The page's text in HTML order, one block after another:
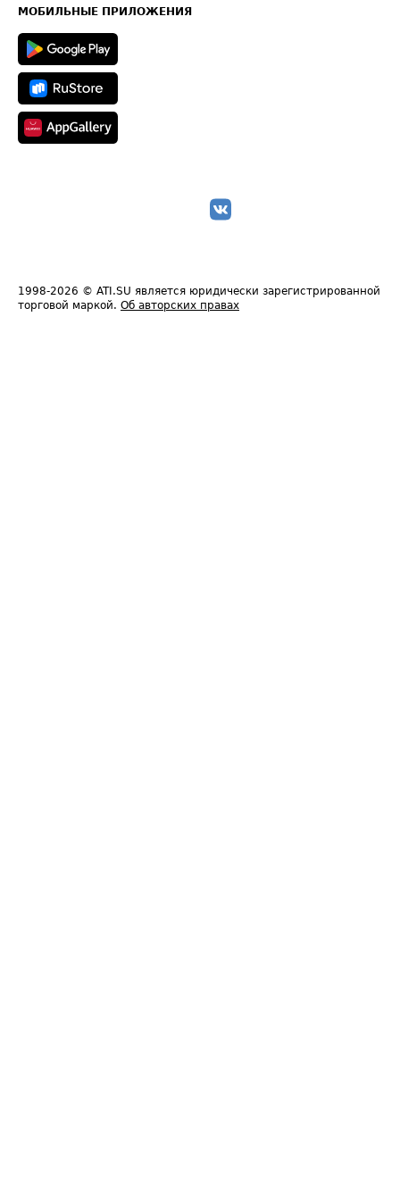
Техническая информация
МОБИЛЬНЫЕ ПРИЛОЖЕНИЯ
1998-2026 © ATI.SU является юридически зарегистрированной
торговой маркой. Об авторских правах